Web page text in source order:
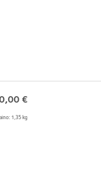
€
1,35 kg